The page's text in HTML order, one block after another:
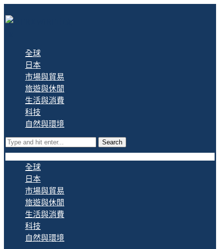
全球
日本
市場與貿易
旅遊與休閒
生活與消費
科技
自然與環境
Search
全球
日本
市場與貿易
旅遊與休閒
生活與消費
科技
自然與環境